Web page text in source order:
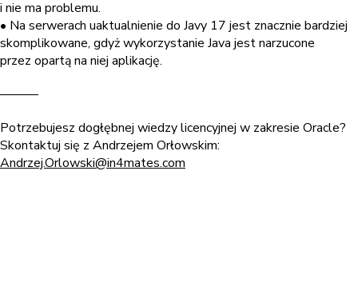
i nie ma problemu.
• Na serwerach uaktualnienie do Javy 17 jest znacznie bardziej
skomplikowane, gdyż wykorzystanie Java jest narzucone
przez opartą na niej aplikację.
———
Potrzebujesz dogłębnej wiedzy licencyjnej w zakresie Oracle?
Skontaktuj się z Andrzejem Orłowskim:
Andrzej.Orlowski@in4mates.com